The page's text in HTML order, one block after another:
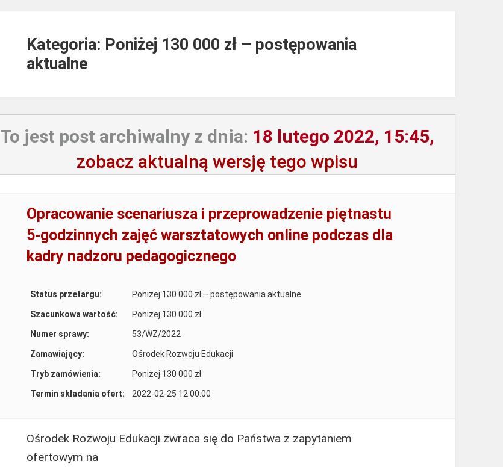
Kategoria: Poniżej 130 000 zł – postępowania
aktualne
To jest post archiwalny z dnia: 18 lutego 2022, 15:45,
zobacz aktualną wersję tego wpisu
Opracowanie scenariusza i przeprowadzenie piętnastu
5-godzinnych zajęć warsztatowych online podczas dla
kadry nadzoru pedagogicznego
Status przetargu: Poniżej 130 000 zł – postępowania aktualne
Szacunkowa wartość: Poniżej 130 000 zł
Numer sprawy: 53/WZ/2022
Zamawiający: Ośrodek Rozwoju Edukacji
Tryb zamówienia: Poniżej 130 000 zł
Termin składania ofert: 2022-02-25 12:00:00
Ośrodek Rozwoju Edukacji zwraca się do Państwa z zapytaniem
ofertowym na